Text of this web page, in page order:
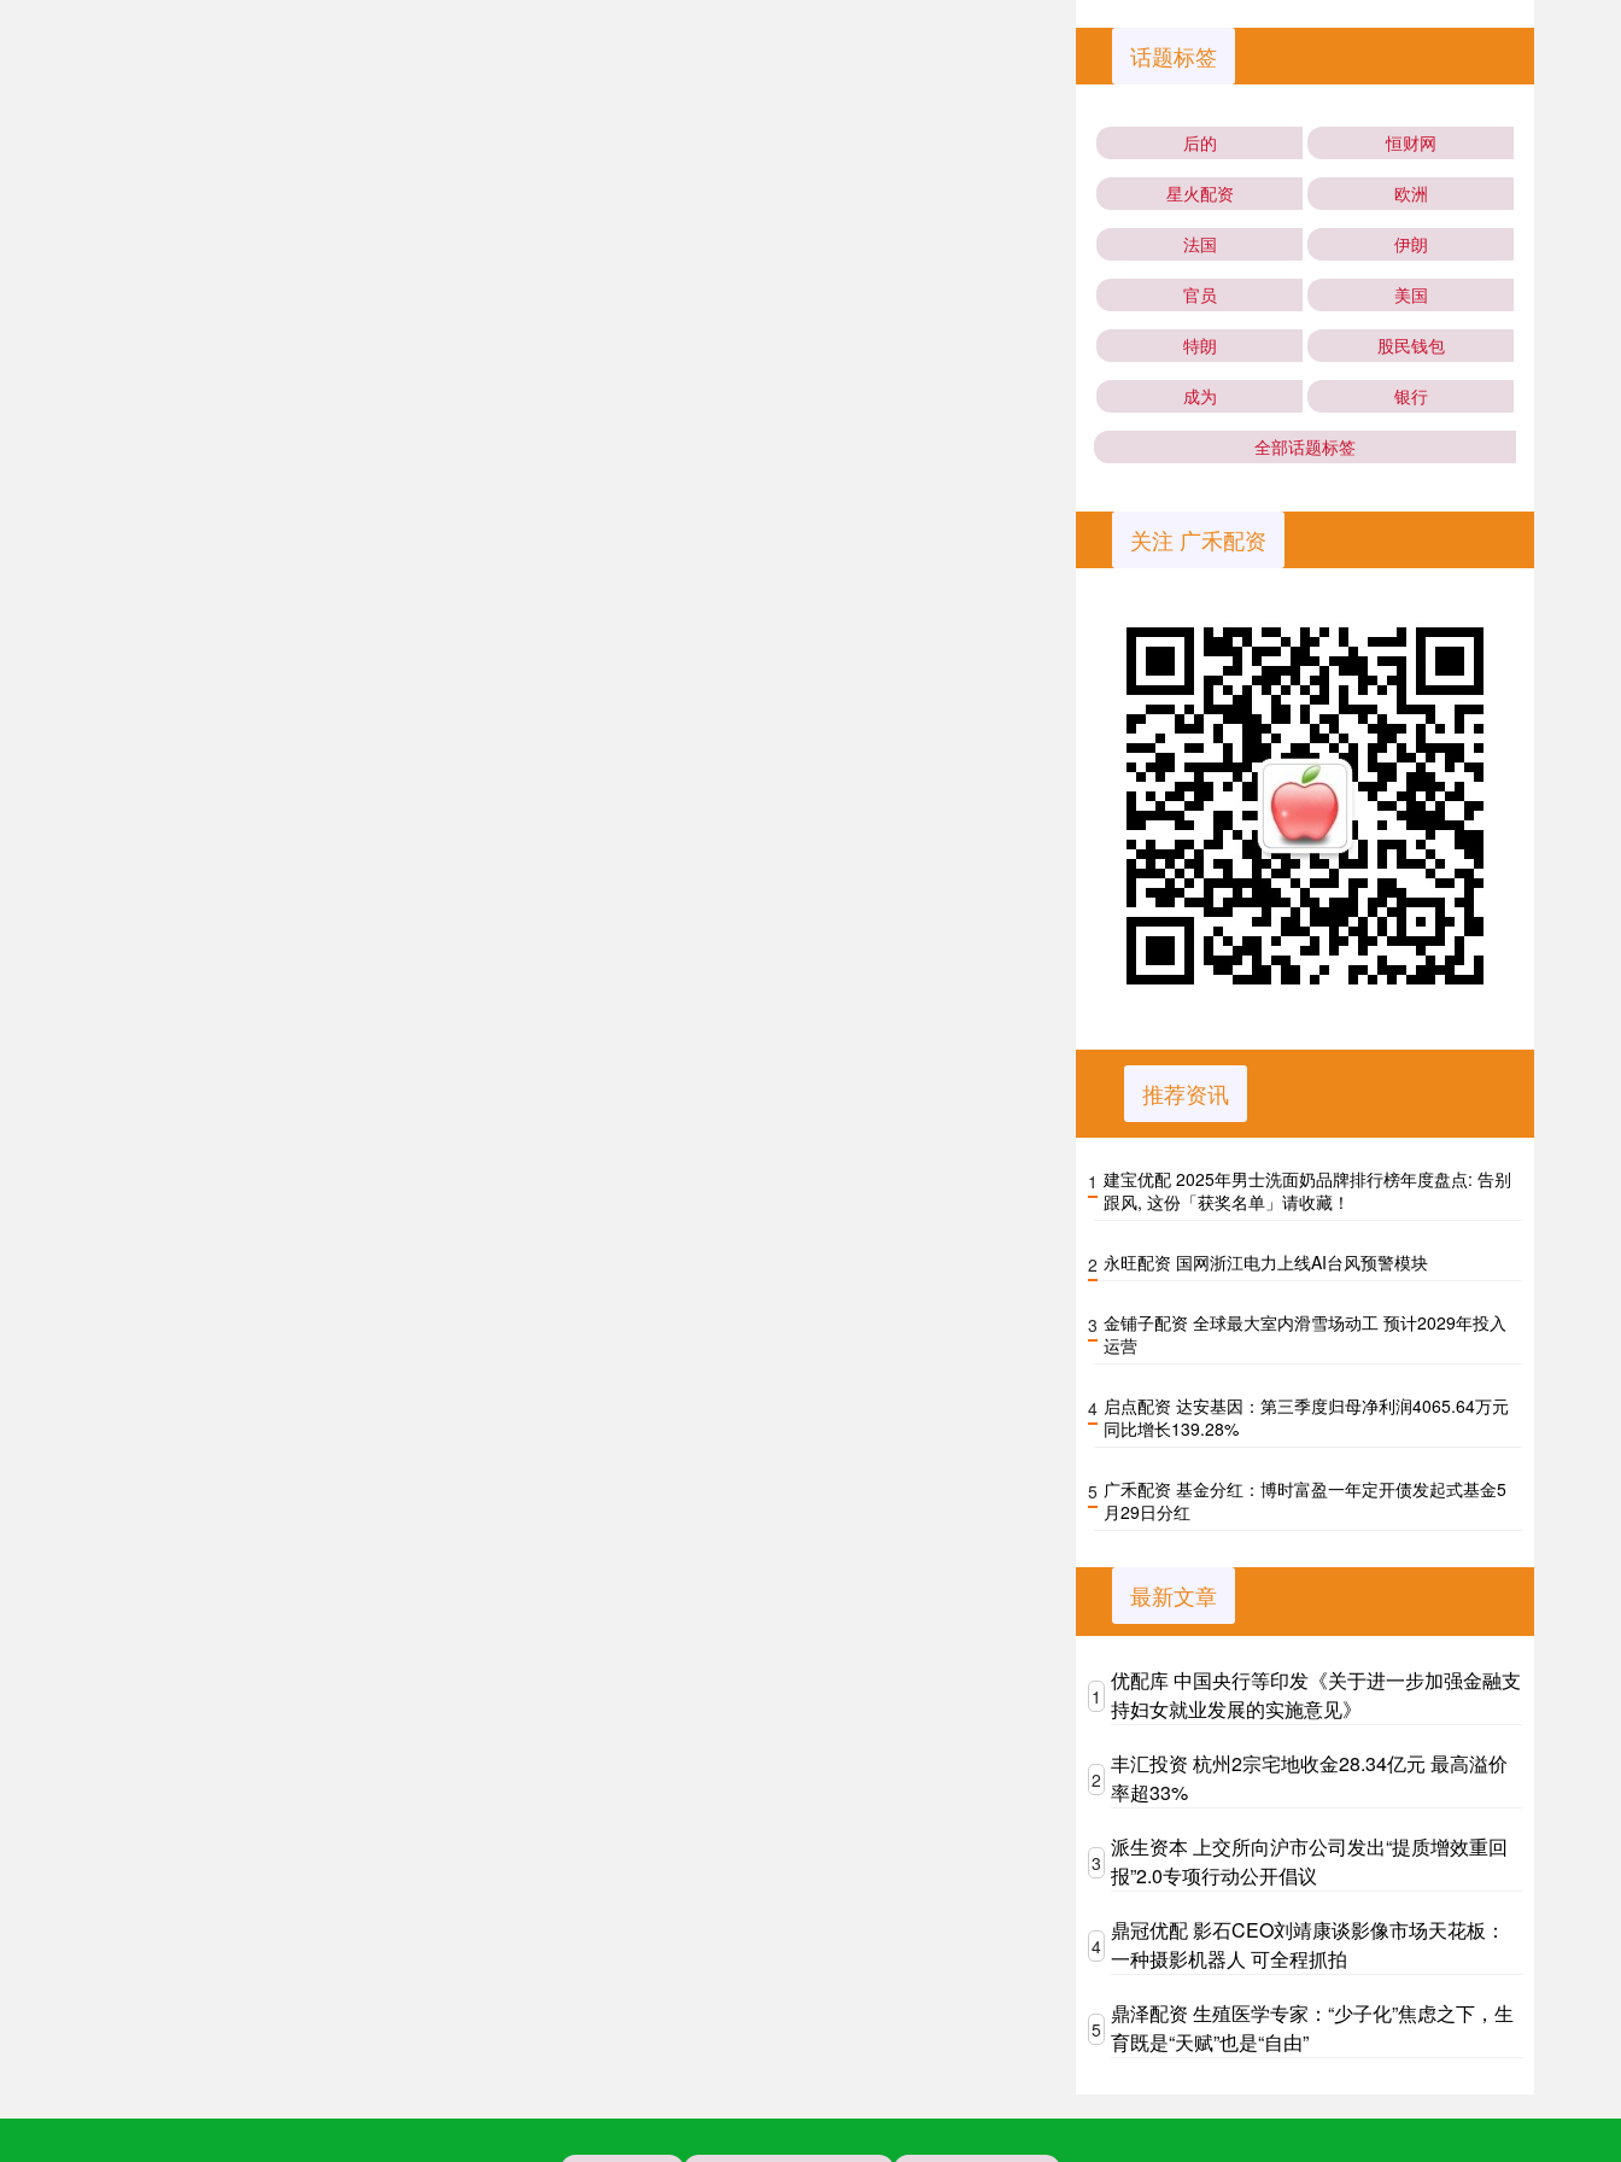
话题标签
后的 恒财网
星火配资 欧洲
法国 伊朗
官员 美国
特朗 股民钱包
成为 银行
全部话题标签
关注 广禾配资
推荐资讯
1 建宝优配 2025年男士洗面奶品牌排行榜年度盘点: 告别
跟风, 这份「获奖名单」请收藏！
2 永旺配资 国网浙江电力上线AI台风预警模块
3 金铺子配资 全球最大室内滑雪场动工 预计2029年投入
运营
4 启点配资 达安基因：第三季度归母净利润4065.64万元
同比增长139.28%
5 广禾配资 基金分红：博时富盈一年定开债发起式基金5
月29日分红
最新文章
1
优配库 中国央行等印发《关于进一步加强金融支
持妇女就业发展的实施意见》
2
丰汇投资 杭州2宗宅地收金28.34亿元 最高溢价
率超33%
3
派生资本 上交所向沪市公司发出“提质增效重回
报”2.0专项行动公开倡议
4
鼎冠优配 影石CEO刘靖康谈影像市场天花板：
一种摄影机器人 可全程抓拍
5
鼎泽配资 生殖医学专家：“少子化”焦虑之下，生
育既是“天赋”也是“自由”